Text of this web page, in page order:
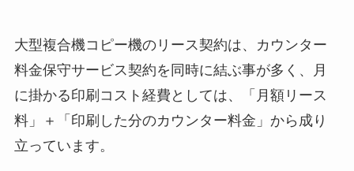
大型複合機コピー機のリース契約は、カウンター
料金保守サービス契約を同時に結ぶ事が多く、月
に掛かる印刷コスト経費としては、「月額リース
料」＋「印刷した分のカウンター料金」から成り
立っています。